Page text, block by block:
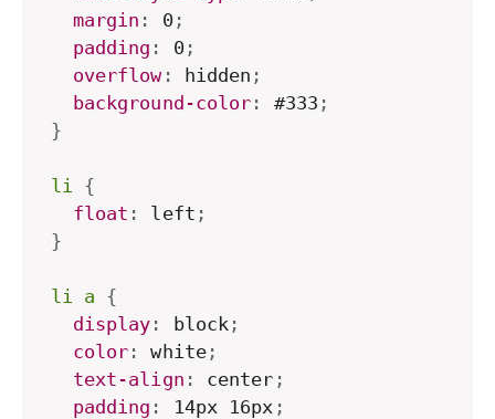
margin : 0;
padding : 0;
overflow: hidden ;
background-color : #333 ;
}
li
{
float : left ;
}
li a {
display : block ;
color : white;
text-align : center ;
padding : 14px 16px ;